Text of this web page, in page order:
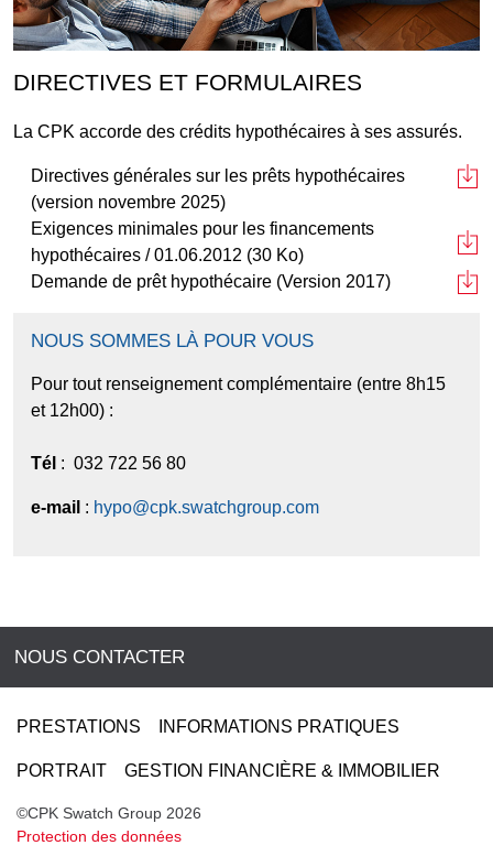
DIRECTIVES ET FORMULAIRES
La CPK accorde des crédits hypothécaires à ses assurés.
Directives générales sur les prêts hypothécaires
(version novembre 2025)
Exigences minimales pour les financements
hypothécaires / 01.06.2012 (30 Ko)
Demande de prêt hypothécaire (Version 2017)
NOUS SOMMES LÀ POUR VOUS
Pour tout renseignement complémentaire (entre 8h15
et 12h00) :
Tél : 032 722 56 80
e-mail : hypo@cpk.swatchgroup.com
NOUS CONTACTER
©CPK Swatch Group 2026
Protection des données
PRESTATIONS INFORMATIONS PRATIQUES
PORTRAIT GESTION FINANCIÈRE & IMMOBILIER